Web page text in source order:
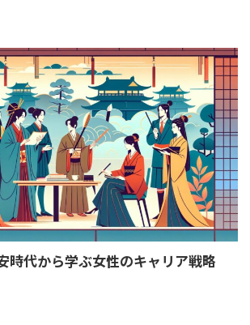
時代から学ぶ女性のキャリア戦略